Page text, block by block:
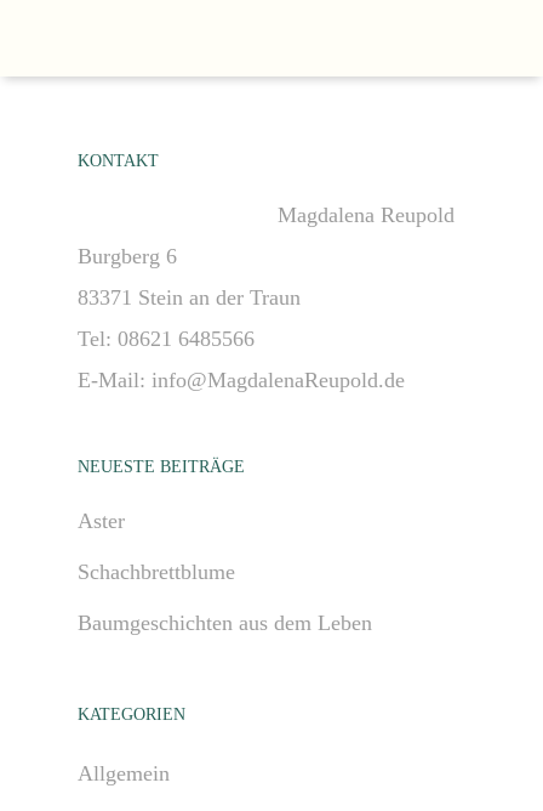
KONTAKT
Magdalena Reupold
Burgberg 6
83371 Stein an der Traun
Tel: 08621 6485566
E-Mail: info@MagdalenaReupold.de
NEUESTE BEITRÄGE
Aster
Schachbrettblume
Baumgeschichten aus dem Leben
KATEGORIEN
Allgemein